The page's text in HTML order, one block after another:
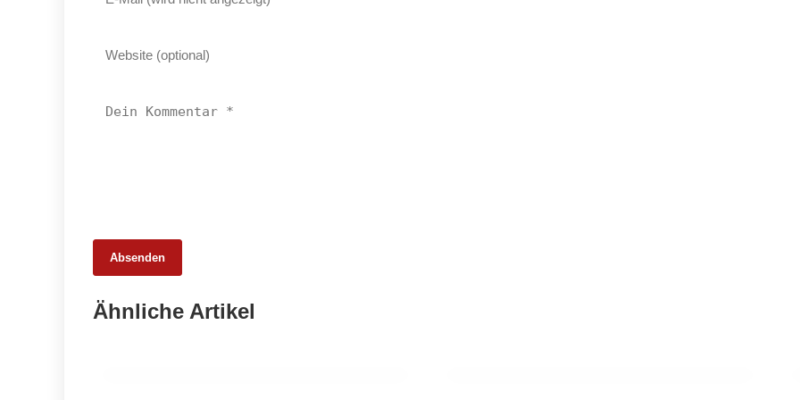
Absenden
Ähnliche Artikel
11. Februar 2026
zubereiten – Neues Standardwerk von